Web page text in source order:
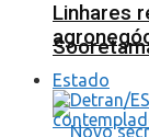
Linhares
Estado